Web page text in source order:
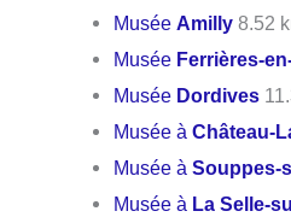
MuséeAmilly 8.52
Musée Ferrières-
Musée Dordives
Musée àChâteau-
Musée àSouppes-
Musée à La Selle-